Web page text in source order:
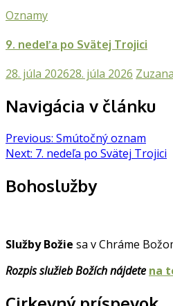
Oznamy
9. nedeľa po Svätej Trojici
28. júla 202628. júla 2026
Navigácia v článku
Previous: Smútočný oznam
Next: 7. nedeľa po Svätej Trojici
Bohoslužby
Služby Božie sa v Chráme
Rozpis služieb Božích nájdete na